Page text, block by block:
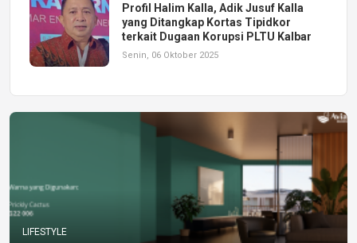
Profil Halim Kalla, Adik Jusuf Kalla
yang Ditangkap Kortas Tipidkor
terkait Dugaan Korupsi PLTU Kalbar
Senin, 06 Oktober 2025
LIFESTYLE